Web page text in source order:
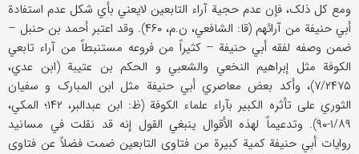
ومع کل ذلک، فإن عدم حجیة آراء التابعین لایعني بأي شکل عدم استفادة
أبي حنیفة من آرائهم (قا: الشافعي، ن.م، ۴۶۰). وقد اعتبر أحمد بن حنبل –
ضمن وصفه لفقه أبي حنیفة – کثیراً من فروعه مستنبطاً من آراء تابعي
الکوفة مثل إبراهیم النخعي والشعبي و الحکم بن عتیبة (ابن عدي،
۷/۲۴۷۵)، وأکد بعض معاصري أبي حنیفة مثل ابن المبارک و سفیان
الثوري علی تأثره الکبیر بآراء علماء الکوفة (ظ: ابن عبدالبر، ۱۴۲؛ المکي،
۱/۸۹-۹۰). وتدعیماً لهذه الأقوال ینبغي القول إنه قد نقلت في مسانید
روایات أبي حنیفة کمیة کبیرة من فتاوی التابعین ضمت فضلاً عن فتاوی